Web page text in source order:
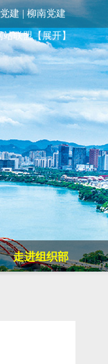
建 | 柳南党建
站联盟【展开】
走进组织部